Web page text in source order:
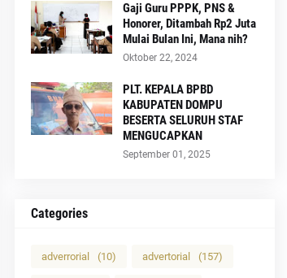
Gaji Guru PPPK, PNS &
Honorer, Ditambah Rp2 Juta
Mulai Bulan Ini, Mana nih?
Oktober 22, 2024
PLT. KEPALA BPBD
KABUPATEN DOMPU
BESERTA SELURUH STAF
MENGUCAPKAN
September 01, 2025
Categories
adverrorial (10) advertorial (157)